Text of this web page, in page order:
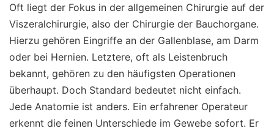
Oft liegt der Fokus in der allgemeinen Chirurgie auf der
Viszeralchirurgie, also der Chirurgie der Bauchorgane.
Hierzu gehören Eingriffe an der Gallenblase, am Darm
oder bei Hernien. Letztere, oft als Leistenbruch
bekannt, gehören zu den häufigsten Operationen
überhaupt. Doch Standard bedeutet nicht einfach.
Jede Anatomie ist anders. Ein erfahrener Operateur
erkennt die feinen Unterschiede im Gewebe sofort. Er